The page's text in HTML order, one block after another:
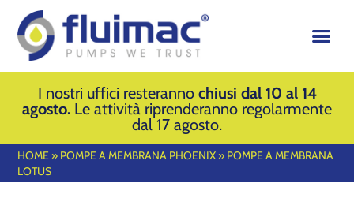
I nostri uffici resteranno chiusi dal 10 al 14
agosto. Le attività riprenderanno regolarmente
dal 17 agosto.
HOME » POMPE A MEMBRANA PHOENIX » POMPE A MEMBRANA
LOTUS